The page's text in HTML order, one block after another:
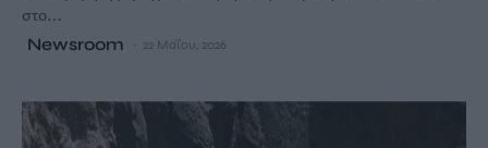
στο…
Newsroom 22 Μαΐου, 2026